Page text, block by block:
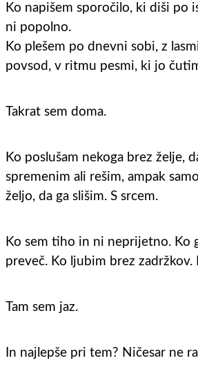
Ko napišem sporočilo, ki diši po
ni popolno.
Ko plešem po dnevni sobi, z
povsod, v ritmu pesmi, ki jo
Takrat sem doma.
Ko poslušam nekoga brez želje,
spremenim ali rešim, ampak
željo, da ga slišim. S srcem.
Ko sem tiho in ni neprijetno. Ko
preveč. Ko ljubim brez zadržkov.
Tam sem jaz.
In najlepše pri tem? Ničesar ne